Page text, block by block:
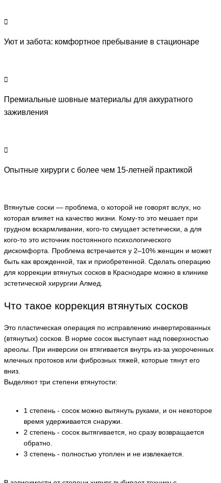
Уют и забота: комфортное пребывание в стационаре
Премиальные шовные материалы для аккуратного
заживления
Опытные хирурги с более чем 15-летней практикой
Втянутые соски — проблема, о которой не говорят вслух, но
которая влияет на качество жизни. Кому-то это мешает при
грудном вскармливании, кого-то смущает эстетически, а для
кого-то это источник постоянного психологического
дискомфорта. Проблема встречается у 2–10% женщин и может
быть как врожденной, так и приобретенной. Сделать операцию
для коррекции втянутых сосков в Краснодаре можно в клинике
эстетической хирургии Алмед.
Что такое коррекция втянутых сосков
Это пластическая операция по исправлению инвертированных
(втянутых) сосков. В норме сосок выступает над поверхностью
ареолы. При инверсии он втягивается внутрь из-за укороченных
млечных протоков или фиброзных тяжей, которые тянут его
вниз.
Выделяют три степени втянутости:
1 степень - сосок можно вытянуть руками, и он некоторое
время удерживается снаружи.
2 степень - сосок вытягивается, но сразу возвращается
обратно.
3 степень - полностью утоплен и не извлекается.